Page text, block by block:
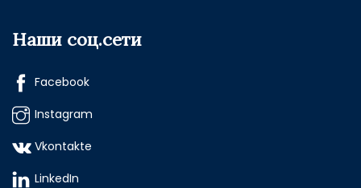
Наши соц.сети
Facebook
Instagram
Vkontakte
LinkedIn